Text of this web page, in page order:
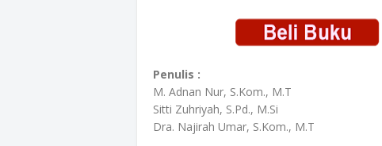
Penulis :
M. Adnan Nur, S.Kom., M.T
Sitti Zuhriyah, S.Pd., M.Si
Dra. Najirah Umar, S.Kom., M.T